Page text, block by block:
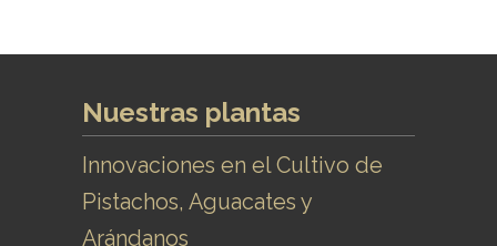
Nuestras plantas
Innovaciones en el Cultivo de
Pistachos, Aguacates y
Arándanos